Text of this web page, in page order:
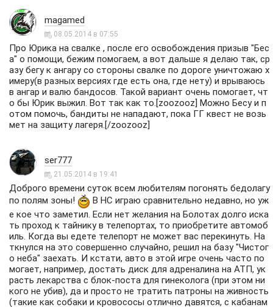
magamed
08.05.2014 в 07:55
Про Юрика на свалке , после его освобождения призыв "Бес
а" о помощи, бежим помогаем, а вот дальше я делаю так, ср
азу бегу к ангару со стороны свалке по дороге уничтожаю х
имеру(в разных версиях где есть она, где нету) и врываюсь
в ангар и валю бандосов. Такой вариант очень помогает, чт
о бы Юрик выжил. Вот так как то.[zoozooz] Можно Бесу и п
отом помочь, бандиты не нападают, пока ГГ квест не возь
мет на защиту лагеря.[/zoozooz]
ser777
21.05.2014 в 19:41
Доброго времени суток всем любителям погонять бедолагу
по полям зоны!
В НС играю сравнительно недавно, но уж
е кое что заметил. Если нет желания на Болотах долго иска
ть проход к тайнику в телепортах, то приобретите автомоб
иль. Когда вы едете телепорт не может вас перекинуть. На
ткнулся на это совершенно случайно, решил на базу "Чистог
о неба" заехать. И кстати, авто в этой игре очень часто по
могает, например, достать диск для адреналина на АТП, ук
расть лекарства с блок-поста для гинеколога (при этом ни
кого не убив), да и просто не тратить патроны на живность
(такие как собаки и кровососы отлично давятся, с кабанам